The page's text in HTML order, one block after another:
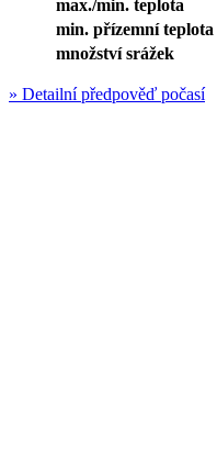
max./min. teplota
min. přízemní teplota
množství srážek
» Detailní předpověď počasí